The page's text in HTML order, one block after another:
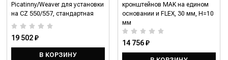
Picatinny/Weaver для установки
на CZ 550/557, стандартная
19 502 ₽
В КОРЗИНУ
кронштейнов MAK на едином
основании и FLEX, 30 мм, H=10
мм
14 756 ₽